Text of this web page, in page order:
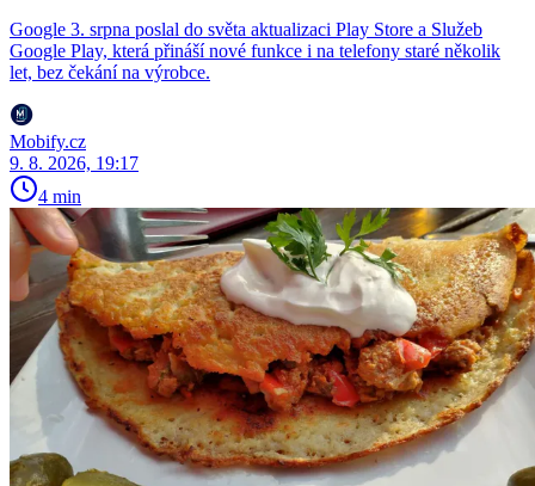
Google 3. srpna poslal do světa aktualizaci Play Store a Služeb
Google Play, která přináší nové funkce i na telefony staré několik
let, bez čekání na výrobce.
Mobify.cz
9. 8. 2026, 19:17
4 min